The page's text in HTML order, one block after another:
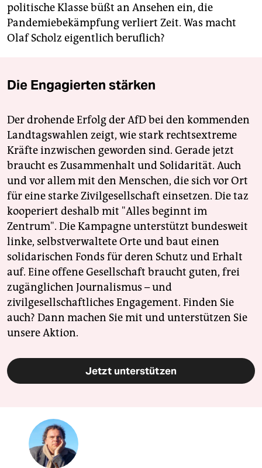
politische Klasse büßt an Ansehen ein, die
Pandemiebekämpfung verliert Zeit. Was macht
Olaf Scholz eigentlich beruflich?
Die Engagierten stärken
Der drohende Erfolg der AfD bei den kommenden
Landtagswahlen zeigt, wie stark rechtsextreme
Kräfte inzwischen geworden sind. Gerade jetzt
braucht es Zusammenhalt und Solidarität. Auch
und vor allem mit den Menschen, die sich vor Ort
für eine starke Zivilgesellschaft einsetzen. Die taz
kooperiert deshalb mit "Alles beginnt im
Zentrum". Die Kampagne unterstützt bundesweit
linke, selbstverwaltete Orte und baut einen
solidarischen Fonds für deren Schutz und Erhalt
auf. Eine offene Gesellschaft braucht guten, frei
zugänglichen Journalismus – und
zivilgesellschaftliches Engagement. Finden Sie
auch? Dann machen Sie mit und unterstützen Sie
unsere Aktion.
Jetzt unterstützen